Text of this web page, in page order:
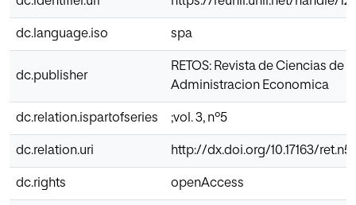
dc.language.iso spa
dc.publisher
RETOS: Revista de Ciencias de la
Administracion Economica
dc.relation.ispartofseries ;vol. 3, nº5
dc.relation.uri http://dx.doi.org/10.17163/
dc.rights openAccess